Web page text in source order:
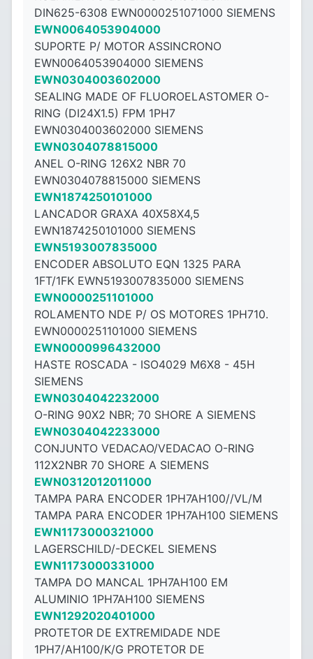
DIN625-6308 EWN0000251071000 SIEMENS
EWN0064053904000
SUPORTE P/ MOTOR ASSINCRONO
EWN0064053904000 SIEMENS
EWN0304003602000
SEALING MADE OF FLUOROELASTOMER O-
RING (DI24X1.5) FPM 1PH7
EWN0304003602000 SIEMENS
EWN0304078815000
ANEL O-RING 126X2 NBR 70
EWN0304078815000 SIEMENS
EWN1874250101000
LANCADOR GRAXA 40X58X4,5
EWN1874250101000 SIEMENS
EWN5193007835000
ENCODER ABSOLUTO EQN 1325 PARA
1FT/1FK EWN5193007835000 SIEMENS
EWN0000251101000
ROLAMENTO NDE P/ OS MOTORES 1PH710.
EWN0000251101000 SIEMENS
EWN0000996432000
HASTE ROSCADA - ISO4029 M6X8 - ​​45H
SIEMENS
EWN0304042232000
O-RING 90X2 NBR; 70 SHORE A SIEMENS
EWN0304042233000
CONJUNTO VEDACAO/VEDACAO O-RING
112X2NBR 70 SHORE A SIEMENS
EWN0312012011000
TAMPA PARA ENCODER 1PH7AH100//VL/M
TAMPA PARA ENCODER 1PH7AH100 SIEMENS
EWN1173000321000
LAGERSCHILD/-DECKEL SIEMENS
EWN1173000331000
TAMPA DO MANCAL 1PH7AH100 EM
ALUMINIO 1PH7AH100 SIEMENS
EWN1292020401000
PROTETOR DE EXTREMIDADE NDE
1PH7/AH100/K/G PROTETOR DE